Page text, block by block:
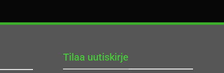
Tilaa uutiskirje